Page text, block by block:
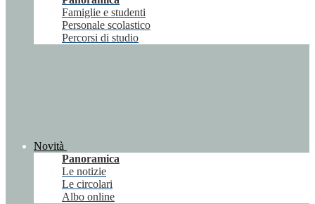
Famiglie e studenti
Personale scolastico
Percorsi di studio
Novità
Panoramica
Le notizie
Le circolari
Albo online